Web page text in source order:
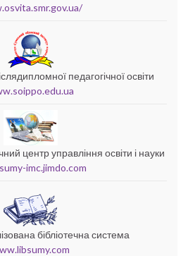
педагогічної освіти
центр управління освіти і науки
imc.jimdo.com
бібліотечна система